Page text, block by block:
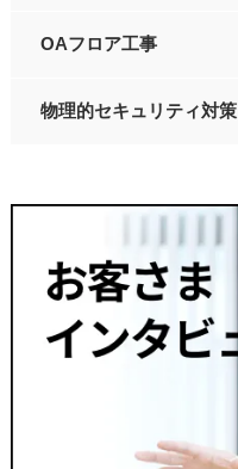
OAフロア工事
物理的セキュリティ対策